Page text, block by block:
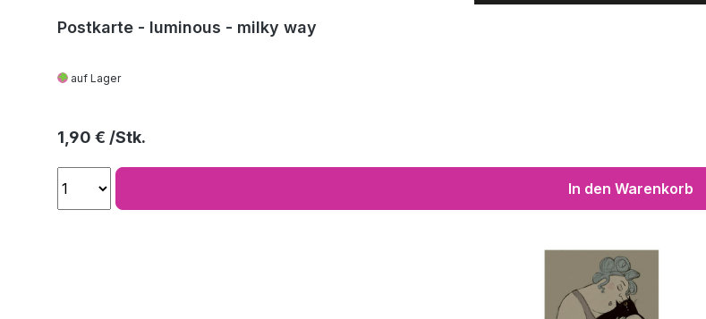
Postkarte - luminous - milky way
auf Lager
Regulärer Preis:
1,90 €
In den Warenkorb